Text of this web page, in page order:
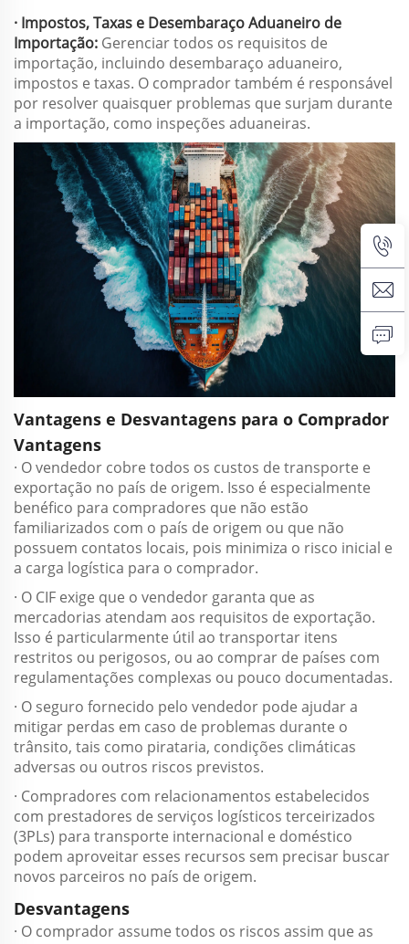
· Impostos, Taxas e Desembaraço Aduaneiro de
Importação: Gerenciar todos os requisitos de
importação, incluindo desembaraço aduaneiro,
impostos e taxas. O comprador também é responsável
por resolver quaisquer problemas que surjam durante
a importação, como inspeções aduaneiras.
Vantagens e Desvantagens para o Comprador
Vantagens
· O vendedor cobre todos os custos de transporte e
exportação no país de origem. Isso é especialmente
benéfico para compradores que não estão
familiarizados com o país de origem ou que não
possuem contatos locais, pois minimiza o risco inicial e
a carga logística para o comprador.
· O CIF exige que o vendedor garanta que as
mercadorias atendam aos requisitos de exportação.
Isso é particularmente útil ao transportar itens
restritos ou perigosos, ou ao comprar de países com
regulamentações complexas ou pouco documentadas.
· O seguro fornecido pelo vendedor pode ajudar a
mitigar perdas em caso de problemas durante o
trânsito, tais como pirataria, condições climáticas
adversas ou outros riscos previstos.
· Compradores com relacionamentos estabelecidos
com prestadores de serviços logísticos terceirizados
(3PLs) para transporte internacional e doméstico
podem aproveitar esses recursos sem precisar buscar
novos parceiros no país de origem.
Desvantagens
· O comprador assume todos os riscos assim que as